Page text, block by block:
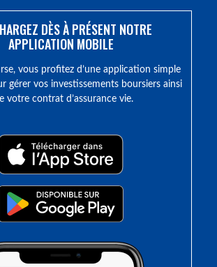
DÈS À PRÉSENT NOTRE
APPLICATION MOBILE
vous profitez d’une application simple
gérer vos investissements boursiers ainsi
votre contrat d’assurance vie.